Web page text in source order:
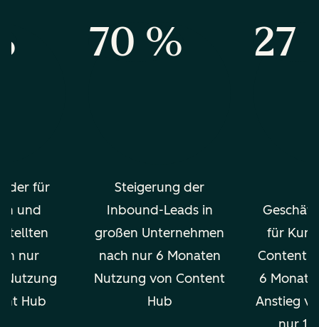
der für
und
nur
Nutzung
Hub
70 %
Steigerung der
Inbound-Leads in
großen Unternehmen
nach nur 6 Monaten
Nutzung von Content
Hub
27
für
Content
6
Anstieg
nur